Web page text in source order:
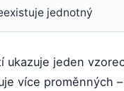
jednotný
ukazuje jeden
více proměnných